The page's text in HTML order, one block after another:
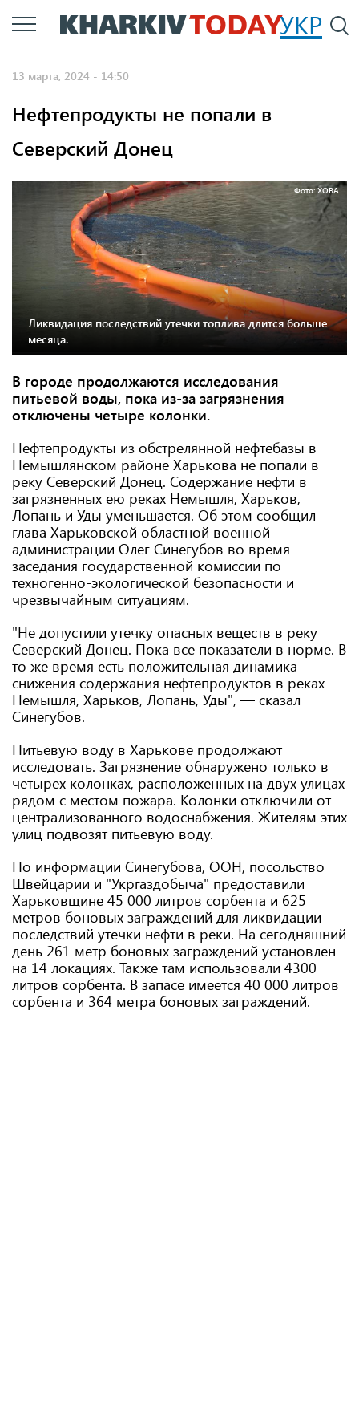
Перейти
к
УКР
13 марта, 2024 - 14:50
Нефтепродукты не попали в
Северский Донец
Фото: ХОВА
Ликвидация последствий утечки топлива длится больше
месяца.
В городе продолжаются исследования
питьевой воды, пока из-за загрязнения
отключены четыре колонки.
Нефтепродукты из обстрелянной нефтебазы в
Немышлянском районе Харькова не попали в
реку Северский Донец. Содержание нефти в
загрязненных ею реках Немышля, Харьков,
Лопань и Уды уменьшается. Об этом сообщил
глава Харьковской областной военной
администрации Олег Синегубов во время
заседания государственной комиссии по
техногенно-экологической безопасности и
чрезвычайным ситуациям.
"Не допустили утечку опасных веществ в реку
Северский Донец. Пока все показатели в норме. В
то же время есть положительная динамика
снижения содержания нефтепродуктов в реках
Немышля, Харьков, Лопань, Уды", — сказал
Синегубов.
Питьевую воду в Харькове продолжают
исследовать. Загрязнение обнаружено только в
четырех колонках, расположенных на двух улицах
рядом с местом пожара. Колонки отключили от
централизованного водоснабжения. Жителям этих
улиц подвозят питьевую воду.
По информации Синегубова, ООН, посольство
Швейцарии и "Укргаздобыча" предоставили
Харьковщине 45 000 литров сорбента и 625
метров боновых заграждений для ликвидации
последствий утечки нефти в реки. На сегодняшний
день 261 метр боновых заграждений установлен
на 14 локациях. Также там использовали 4300
литров сорбента. В запасе имеется 40 000 литров
сорбента и 364 метра боновых заграждений.